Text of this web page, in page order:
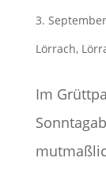
3.
Lörrach,
Im